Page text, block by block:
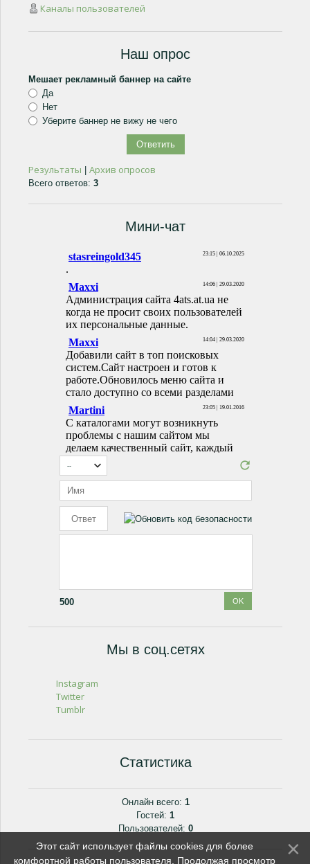
Каналы пользователей
Наш опрос
Мешает рекламный баннер на сайте
Да
Нет
Уберите баннер не вижу не чего
Результаты Архив опросов
Всего ответов: 3
Мини-чат
500
Мы в соц.сетях
Instagram
Twitter
Tumblr
Статистика
Онлайн всего: 1
Гостей: 1
Пользователей: 0
Этот сайт использует файлы cookies для более
комфортной работы пользователя. Продолжая просмотр